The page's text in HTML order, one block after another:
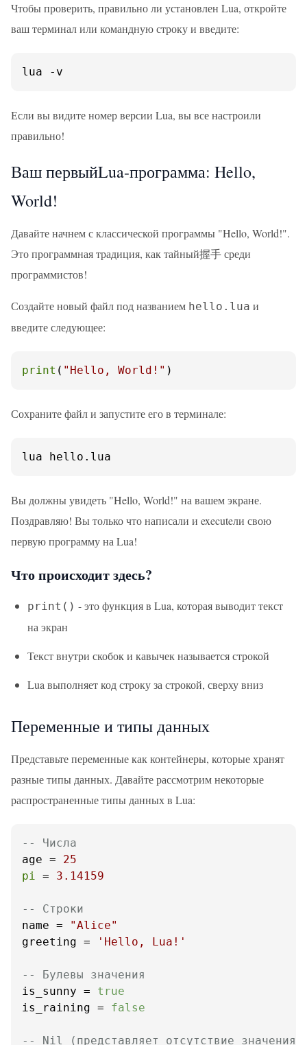
Чтобы проверить, правильно ли установлен Lua, откройте
ваш терминал или командную строку и введите:
lua -v
Если вы видите номер версии Lua, вы все настроили
правильно!
Ваш первыйLua-программа: Hello,
World!
Давайте начнем с классической программы "Hello, World!".
Это программная традиция, как тайный握手 среди
программистов!
Создайте новый файл под названием hello.lua и
введите следующее:
print ( "Hello, World!" )
Сохраните файл и запустите его в терминале:
lua hello.lua
Вы должны увидеть "Hello, World!" на вашем экране.
Поздравляю! Вы только что написали и executeли свою
первую программу на Lua!
Что происходит здесь?
print() - это функция в Lua, которая выводит текст
на экран
Текст внутри скобок и кавычек называется строкой
Lua выполняет код строку за строкой, сверху вниз
Переменные и типы данных
Представьте переменные как контейнеры, которые хранят
разные типы данных. Давайте рассмотрим некоторые
распространенные типы данных в Lua:
-- Числа
age = 25
pi = 3.14159
-- Строки
name =
"Alice"
greeting =
'Hello, Lua!'
-- Булевы значения
is_sunny = true
is_raining = false
-- Nil (представляет отсутствие значения)